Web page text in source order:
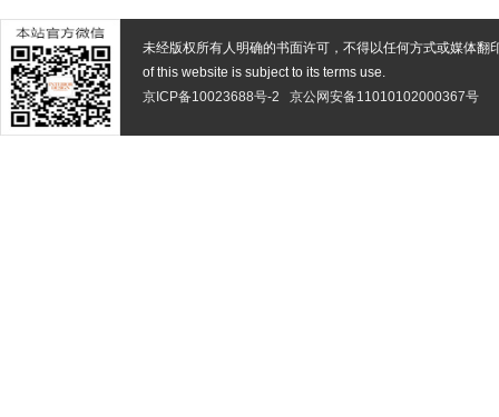
未经版权所有人明确的书面许可，不得以任何方式或媒体翻
of this website is subject to its terms use.
京ICP备10023688号-2
京公网安备11010102000367号